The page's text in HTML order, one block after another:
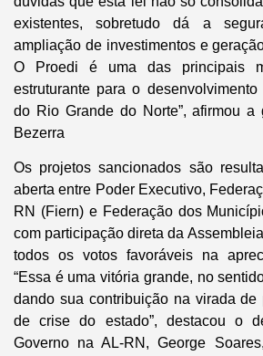
existentes, sobretudo dá a
ampliação de investimentos e
O Proedi é uma das principais
estruturante para o
do Rio Grande do Norte”, afirmou a
Bezerra
Os projetos sancionados são
aberta entre Poder Executivo,
RN (Fiern) e Federação dos
com participação direta da
todos os votos favoráveis na
“Essa é uma vitória grande, no
dando sua contribuição na virada de
de crise do estado”, destacou o
Governo na AL-RN, George